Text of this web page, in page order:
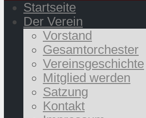
Startseite
Der Verein
Vorstand
Gesamtorchester
Vereinsgeschichte
Mitglied werden
Satzung
Kontakt